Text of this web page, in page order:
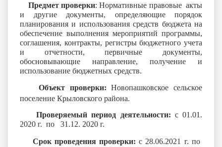
Предмет проверки: Нормативные правовые акты
и другие документы, определяющие порядок
планирования и использования средств бюджета на
обеспечение выполнения мероприятий программы,
соглашения, контракты, регистры бюджетного учета
и отчетности, первичные документы,
обосновывающие направление, получение и
использование бюджетных средств.
Объект проверки:Новопашковское сельское
поселение Крыловского района.
Проверяемый период деятельности: с 01.01.
2020 г. по 31.12. 2020 г.
Срок проведения проверки: с 28.06.2021 г. по